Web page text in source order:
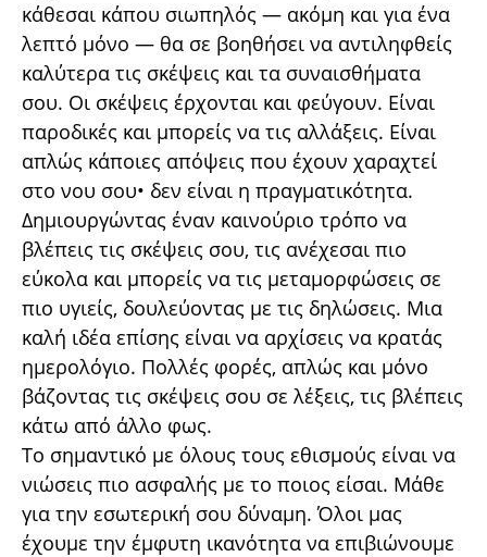
κάθεσαι κάπου σιωπηλός — ακόμη και για ένα
λεπτό μόνο — θα σε βοηθήσει να αντιληφθείς
καλύτερα τις σκέψεις και τα συναισθήματα
σου. Οι σκέψεις έρχονται και φεύγουν. Είναι
παροδικές και μπορείς να τις αλλάξεις. Είναι
απλώς κάποιες απόψεις που έχουν χαραχτεί
στο νου σου• δεν είναι η πραγματικότητα.
Δημιουργώντας έναν καινούριο τρόπο να
βλέπεις τις σκέψεις σου, τις ανέχεσαι πιο
εύκολα και μπορείς να τις μεταμορφώσεις σε
πιο υγιείς, δουλεύοντας με τις δηλώσεις. Μια
καλή ιδέα επίσης είναι να αρχίσεις να κρατάς
ημερολόγιο. Πολλές φορές, απλώς και μόνο
βάζοντας τις σκέψεις σου σε λέξεις, τις βλέπεις
κάτω από άλλο φως.
Το σημαντικό με όλους τους εθισμούς είναι να
νιώσεις πιο ασφαλής με το ποιος είσαι. Μάθε
για την εσωτερική σου δύναμη. Όλοι μας
έχουμε την έμφυτη ικανότητα να επιβιώνουμε